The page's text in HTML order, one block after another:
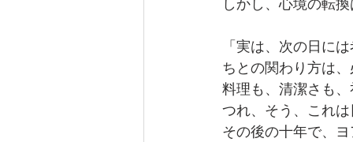
しかし、心境の転
「実は、次の日に
ちとの関わり方は
料理も、清潔さも
つれ、そう、これ
その後の十年で、